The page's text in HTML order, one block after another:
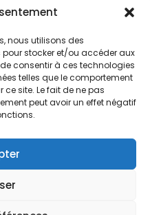
nous utilisons des
stocker et/ou accéder aux
consentir à ces technologies
telles que le comportement
site. Le fait de ne pas
peut avoir un effet négatif
rights reserved -